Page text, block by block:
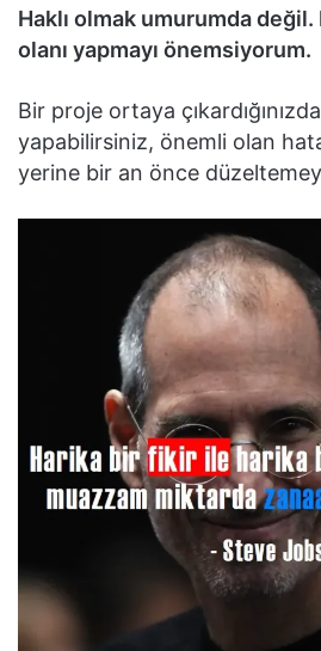
Haklı olmak umurumda değil.
olanı yapmayı önemsiyorum.
Bir proje ortaya
yapabilirsiniz, önemli olan
yerine bir an önce